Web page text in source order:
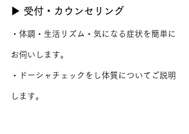
▶ 受付・カウンセリング
・体調・生活リズム・気になる症状を簡単に
お伺いします。
・ドーシャチェックをし体質についてご説明
します。